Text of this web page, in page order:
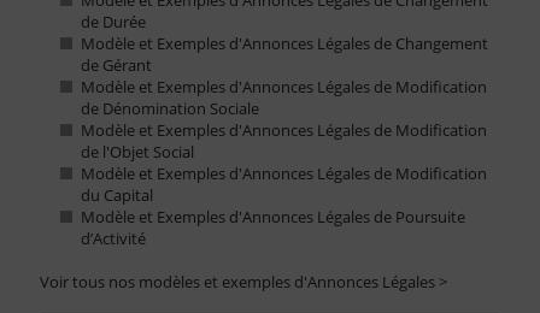
de Durée
Modèle et Exemples d'Annonces Légales de Changement
de Gérant
Modèle et Exemples d'Annonces Légales de Modification
de Dénomination Sociale
Modèle et Exemples d'Annonces Légales de Modification
de l'Objet Social
Modèle et Exemples d'Annonces Légales de Modification
du Capital
Modèle et Exemples d'Annonces Légales de Poursuite
d’Activité
Voir tous nos modèles et exemples d'Annonces Légales >